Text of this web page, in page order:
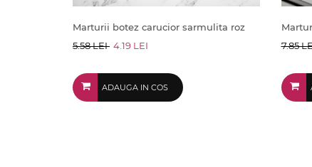
Marturii botez carucior sarmulita roz
5.58 LEI 4.19 LEI
ADAUGA IN COS
7.85